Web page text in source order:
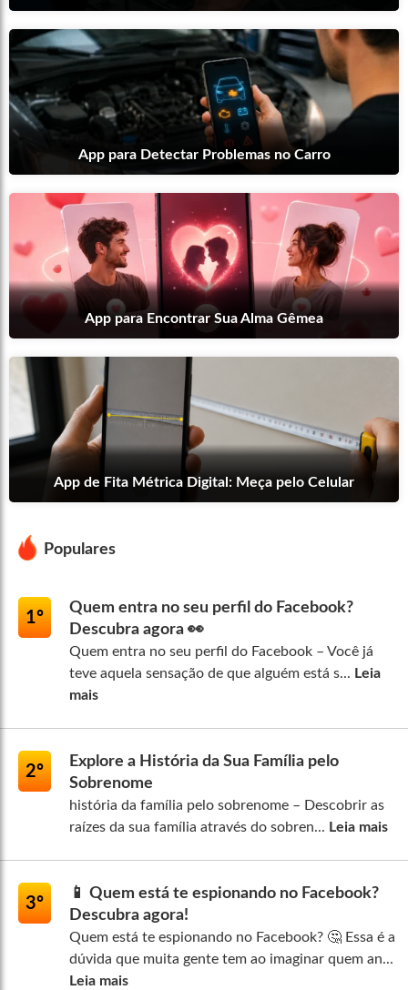
App para Detectar Problemas no Carro
App para Encontrar Sua Alma Gêmea
App de Fita Métrica Digital: Meça pelo Celular
Populares
1º
Quem entra no seu perfil do Facebook?
Descubra agora 👀
Quem entra no seu perfil do Facebook – Você já
teve aquela sensação de que alguém está s... Leia
mais
2º
Explore a História da Sua Família pelo
Sobrenome
história da família pelo sobrenome – Descobrir as
raízes da sua família através do sobren... Leia mais
3º
📱 Quem está te espionando no Facebook?
Descubra agora!
Quem está te espionando no Facebook? 🤔 Essa é a
dúvida que muita gente tem ao imaginar quem an...
Leia mais